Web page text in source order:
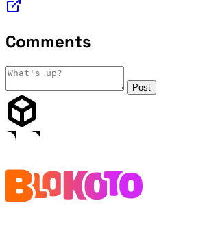
Comments
Post